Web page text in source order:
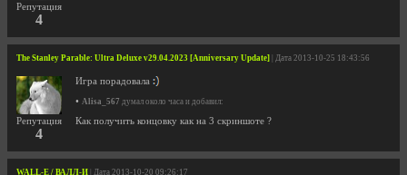
Репутация
4
The Stanley Parable: Ultra Deluxe v29.04.2023 [Anniversary Update] | Дата 2013-10-25 18:43:56
Репутация
4
Игра порадовала
• Alisa_567 думал около часа и добавил:
Как получить концовку как на 3 скриншоте ?
WALL-E / ВАЛЛ-И | Дата 2013-10-20 09:26:17